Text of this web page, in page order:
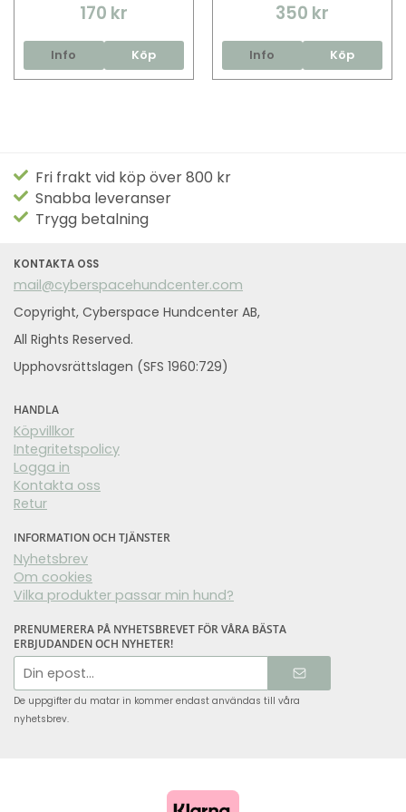
170 kr
Info Köp
350 kr
Info Köp
Fri frakt vid köp över 800 kr
Snabba leveranser
Trygg betalning
KONTAKTA OSS
mail@cyberspacehundcenter.com
Copyright, Cyberspace Hundcenter AB,
All Rights Reserved.
Upphovsrättslagen (SFS 1960:729)
HANDLA
Köpvillkor
Integritetspolicy
Logga in
Kontakta oss
Retur
INFORMATION OCH TJÄNSTER
Nyhetsbrev
Om cookies
Vilka produkter passar min hund?
PRENUMERERA PÅ NYHETSBREVET FÖR VÅRA BÄSTA
ERBJUDANDEN OCH NYHETER!
E-
postadress
De uppgifter du matar in kommer endast användas till våra
nyhetsbrev.